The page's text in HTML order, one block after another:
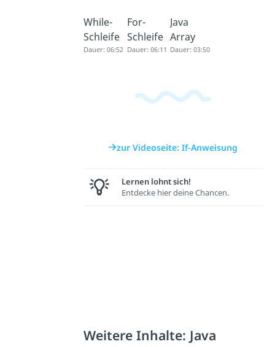
While-
Schleife
Dauer: 06:52
For-
Schleife
Dauer: 06:11
Java
Array
Dauer: 03:50
zur Videoseite: If-Anweisung
Lernen lohnt sich!
Entdecke hier deine Chancen.
Weitere Inhalte: Java